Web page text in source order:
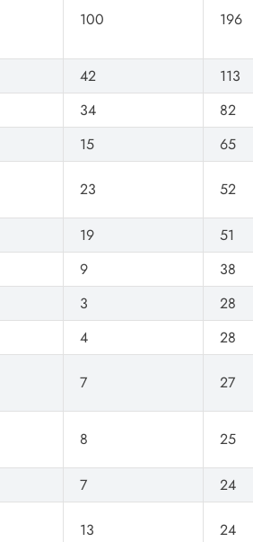
100 196
42 113
34 82
15 65
23 52
19 51
9 38
3 28
4 28
7 27
8 25
7 24
13 24